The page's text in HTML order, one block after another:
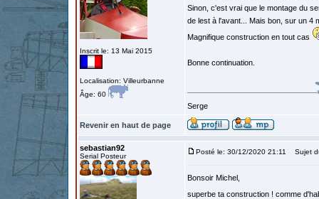
Inscrit le: 13 Mai 2015
Localisation: Villeurbanne
Âge: 60
Sinon, c'est vrai que le montage du
de lest à l'avant... Mais bon, sur un 4
Magnifique construction en tout cas
Bonne continuation.
Serge
Revenir en haut de page
sebastian92
Serial Posteur
Posté le: 30/12/2020 21:11 Sujet
Bonsoir Michel,
superbe ta construction ! comme